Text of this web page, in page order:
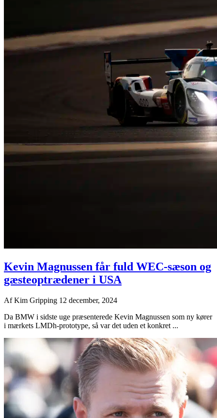
Kevin Magnussen får fuld WEC-sæson og
gæsteoptrædener i USA
AfKim Gripping 12 december, 2024
Da BMW i sidste uge præsenterede Kevin Magnussen som ny kører
i mærkets LMDh-prototype, så var det uden et konkret ...